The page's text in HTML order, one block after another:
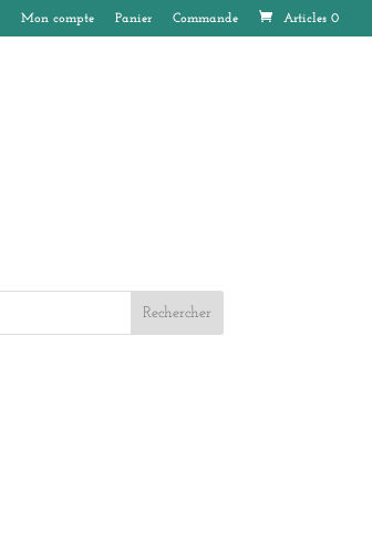
Mon compte Panier Commande Articles 0